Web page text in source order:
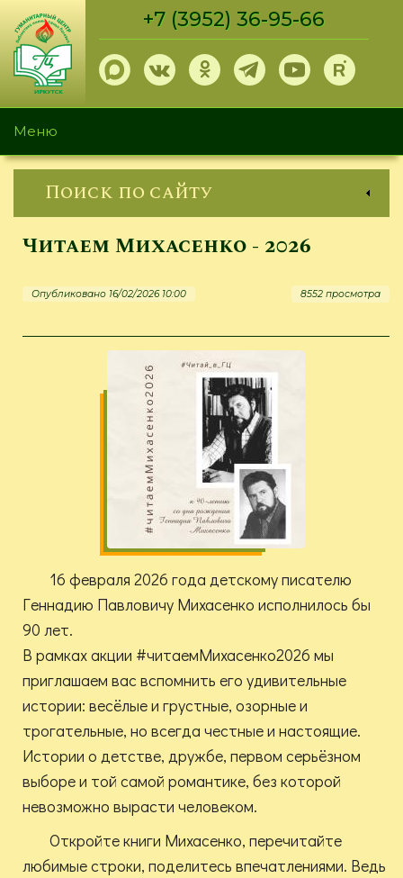
Перейти
основному
содержанию
+7 (3952) 36-95-66
Меню
Поиск по сайту
Читаем Михасенко - 2026
Опубликовано 16/02/2026 10:00 8552 просмотра
16 февраля 2026 года детскому писателю
Геннадию Павловичу Михасенко исполнилось бы
90 лет.
В рамках акции #читаемМихасенко2026 мы
приглашаем вас вспомнить его удивительные
истории: весёлые и грустные, озорные и
трогательные, но всегда честные и настоящие.
Истории о детстве, дружбе, первом серьёзном
выборе и той самой романтике, без которой
невозможно вырасти человеком.
Откройте книги Михасенко, перечитайте
любимые строки, поделитесь впечатлениями. Ведь